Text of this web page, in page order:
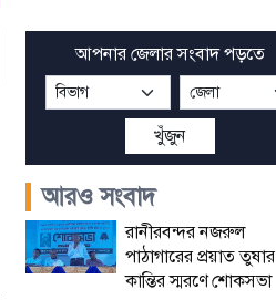
আপনার জেলার সংবাদ পড়তে
খুঁজুন
আরও সংবাদ
রানীরবন্দর নজরুল
পাঠাগারের প্রয়াত তুষার
কান্তির স্মরণে শোকসভা